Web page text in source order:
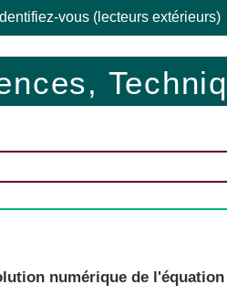
Identifiez-vous (lecteurs extérieurs)
numérique de